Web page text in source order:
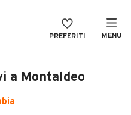
PREFERITI MENU
a Montaldeo